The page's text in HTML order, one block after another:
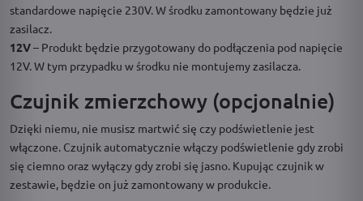
standardowe napięcie 230V. W środku zamontowany będzie już
zasilacz.
12V– Produkt będzie przygotowany do podłączenia pod napięcie
12V. W tym przypadku w środku nie montujemy zasilacza.
Czujnik zmierzchowy (opcjonalnie)
Dzięki niemu, nie musisz martwić się czy podświetlenie jest
włączone. Czujnik automatycznie włączy podświetlenie gdy zrobi
się ciemno oraz wyłączy gdy zrobi się jasno. Kupując czujnik w
zestawie, będzie on już zamontowany w produkcie.